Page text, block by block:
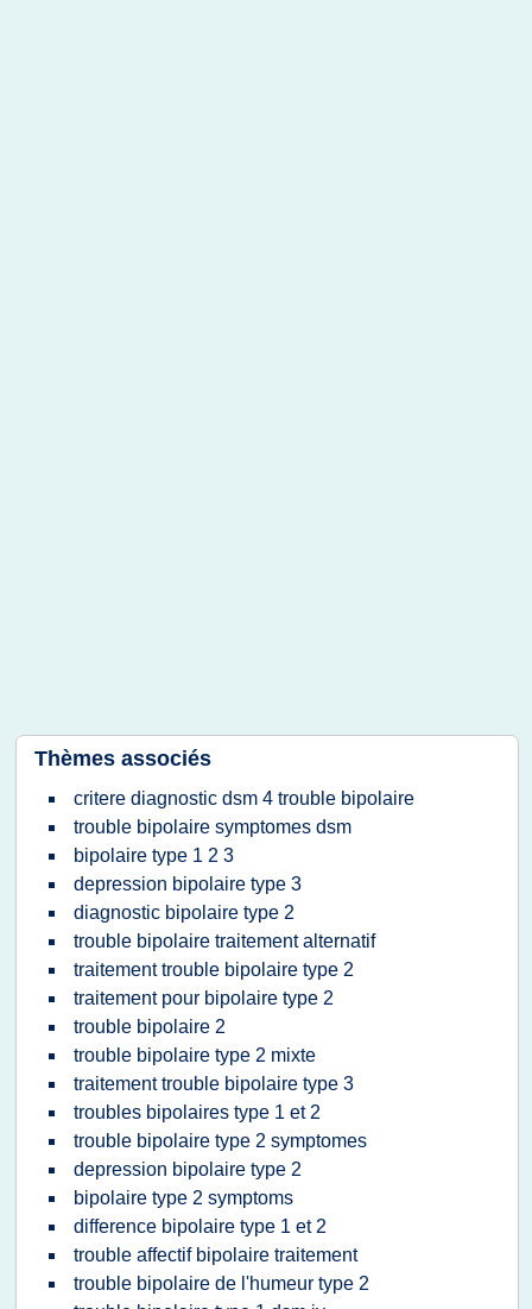
Thèmes associés
critere diagnostic dsm 4 trouble bipolaire
trouble bipolaire symptomes dsm
bipolaire type 1 2 3
depression bipolaire type 3
diagnostic bipolaire type 2
trouble bipolaire traitement alternatif
traitement trouble bipolaire type 2
traitement pour bipolaire type 2
trouble bipolaire 2
trouble bipolaire type 2 mixte
traitement trouble bipolaire type 3
troubles bipolaires type 1 et 2
trouble bipolaire type 2 symptomes
depression bipolaire type 2
bipolaire type 2 symptoms
difference bipolaire type 1 et 2
trouble affectif bipolaire traitement
trouble bipolaire de l'humeur type 2